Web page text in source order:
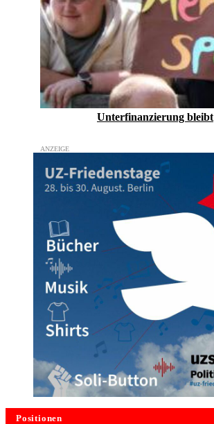
Unterfinanzierung bleibt
Positionen